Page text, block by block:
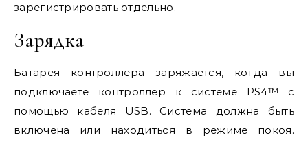
зарегистрировать отдельно.
Зарядка
Батарея контроллера заряжается, когда вы
подключаете контроллер к системе PS4™ с
помощью кабеля USB. Система должна быть
включена или находиться в режиме покоя.